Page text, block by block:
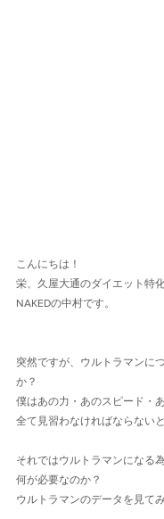
こんにちは！
栄、久屋大通のダイエット特
NAKEDの中村です。
突然ですが、ウルトラマンに
か？
僕はあの力・あのスピード・
全て見習わなければならない
それではウルトラマンになる
何が必要なのか？
ウルトラマンのデータを見て